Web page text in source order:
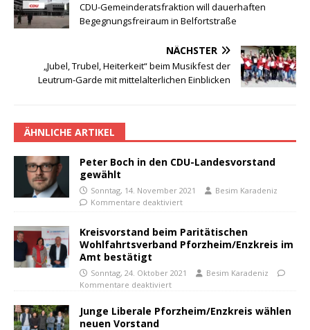
CDU-Gemeinderatsfraktion will dauerhaften
Begegnungsfreiraum in Belfortstraße
NÄCHSTER
„Jubel, Trubel, Heiterkeit“ beim Musikfest der
Leutrum-Garde mit mittelalterlichen Einblicken
ÄHNLICHE ARTIKEL
Peter Boch in den CDU-Landesvorstand
gewählt
Sonntag, 14. November 2021
Besim Karadeniz
Kommentare deaktiviert
Kreisvorstand beim Paritätischen
Wohlfahrtsverband Pforzheim/Enzkreis im
Amt bestätigt
Sonntag, 24. Oktober 2021
Besim Karadeniz
Kommentare deaktiviert
Junge Liberale Pforzheim/Enzkreis wählen
neuen Vorstand